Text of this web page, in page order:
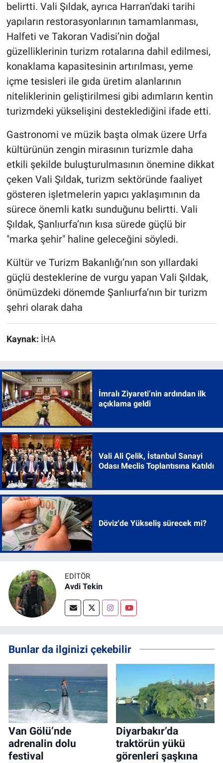
belirtti. Vali Şıldak, ayrıca Harran’daki tarihi
yapıların restorasyonlarının tamamlanması,
Halfeti ve Takoran Vadisi’nin doğal
güzelliklerinin turizm rotalarına dahil edilmesi,
konaklama kapasitesinin artırılması, yeme
içme tesisleri ile gıda üretim alanlarının
niteliklerinin geliştirilmesi gibi adımların kentin
turizmdeki yükselişini desteklediğini ifade etti.
Gastronomi ve müzik başta olmak üzere Urfa
kültürünün zengin mirasının turizmle daha
etkili şekilde buluşturulmasının önemine dikkat
çeken Vali Şıldak, turizm sektöründe faaliyet
gösteren işletmelerin yapıcı yaklaşımının da
sürece önemli katkı sunduğunu belirtti. Vali
Şıldak, Şanlıurfa’nın kısa sürede güçlü bir
"marka şehir" haline geleceğini söyledi.
Kültür ve Turizm Bakanlığı’nın son yıllardaki
güçlü desteklerine de vurgu yapan Vali Şıldak,
önümüzdeki dönemde Şanlıurfa’nın bir turizm
şehri olarak daha
Kaynak: İHA
İmralı Ziyareti’nin ardından ilk
açıklama geldi
Vali Ali Çelik, İstanbul Sanayi
Odası Meclis Toplantısına Katıldı
Döviz'de Yükseliş sürecek mi?
EDITÖR
Avdi Tekin
Bunlar da ilginizi çekebilir
Van Gölü’nde
adrenalin dolu
festival
Diyarbakır’da
traktörün yükü
görenleri şaşkına